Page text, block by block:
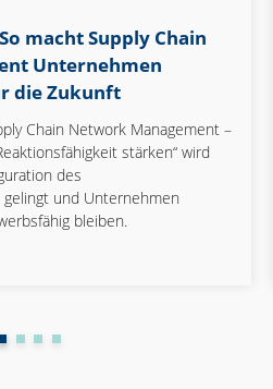
macht Supply Chain
Unternehmen
die Zukunft
Chain Network Management –
stärken“ wird
des
und Unternehmen
bleiben.